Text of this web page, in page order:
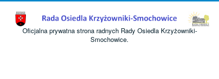
Oficjalna prywatna strona radnych Rady Osiedla Krzyżowniki-
Smochowice.